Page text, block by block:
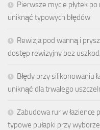
Pierwsze mycie płytek
uniknąć typowych błędów
Rewizja pod wanną i
dostęp rewizyjny bez
Błędy przy silikonowaniu
uniknąć dla trwałego
Zabudowa rur w łazience
typowe pułapki przy